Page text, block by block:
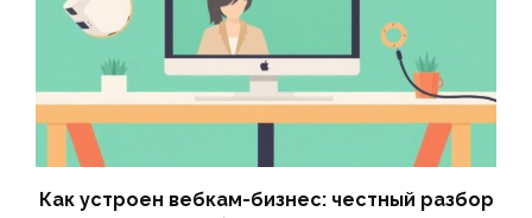
Онлайн‑бронирование катера: инструкция и